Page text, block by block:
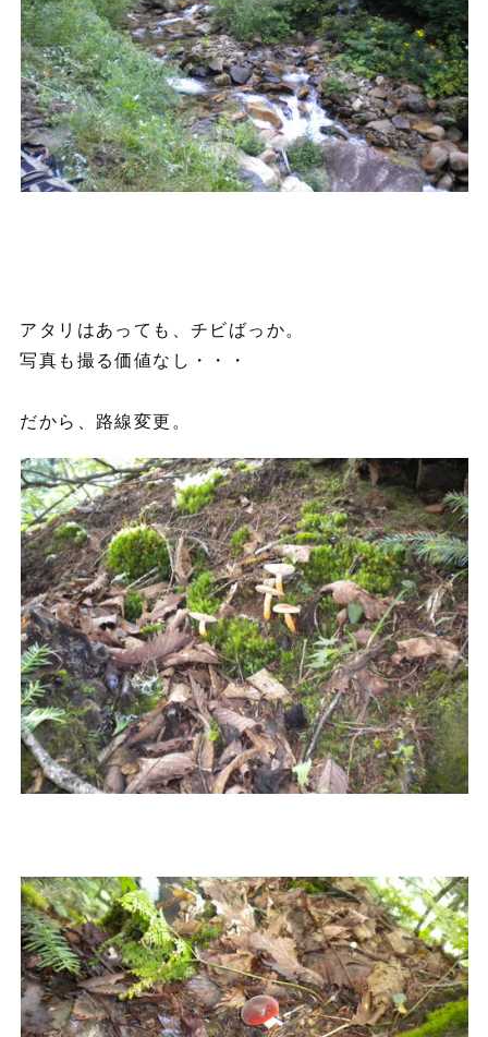
アタリはあっても、チビばっか。
写真も撮る価値なし・・・
だから、路線変更。